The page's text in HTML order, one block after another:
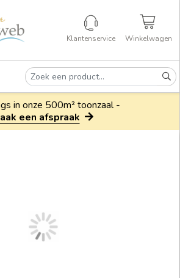
Klantenservice Winkelwagen
in onze 500m² toonzaal -
een afspraak